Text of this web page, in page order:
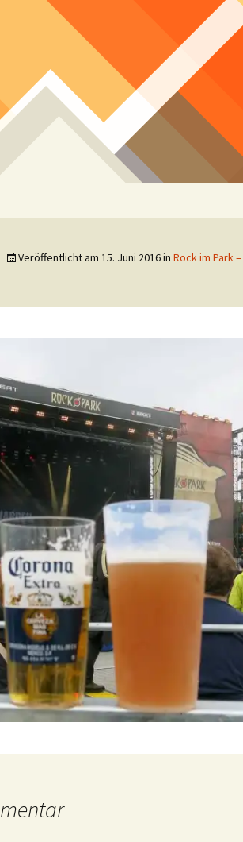
Veröffentlicht am 15. Juni 2016in Rock im Park